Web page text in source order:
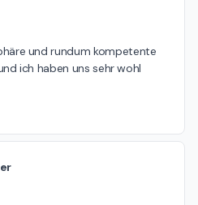
und rundum kompetente
ich haben uns sehr wohl